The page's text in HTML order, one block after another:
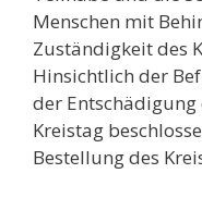
Menschen mit
Zuständigkeit des
Hinsichtlich der
der
Kreistag
Bestellung des